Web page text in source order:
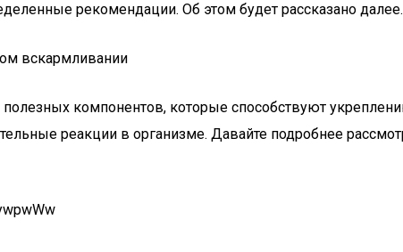
рекомендации. Об этом будет рассказано далее.
вскармливании
компонентов, которые способствуют
реакции в организме. Давайте подробнее